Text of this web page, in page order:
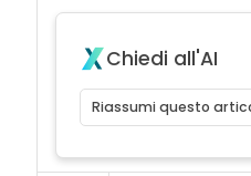
Chiedi all'AI
Riassumi questo